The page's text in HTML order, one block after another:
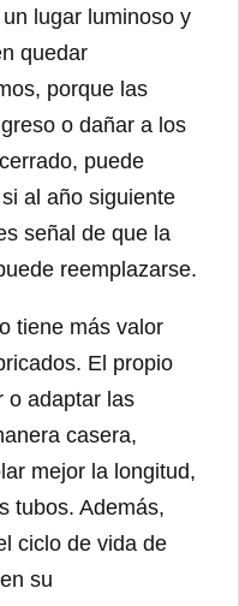
lugar luminoso y
quedar
porque las
o dañar a los
puede
al año siguiente
señal de que la
reemplazarse.
tiene más valor
El propio
o adaptar las
casera,
mejor la longitud,
tubos. Además,
ciclo de vida de
su